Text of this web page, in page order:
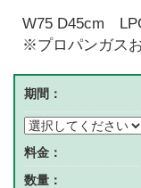
W75 D45cm
※プロパンガス
期間：
料金：
数量：